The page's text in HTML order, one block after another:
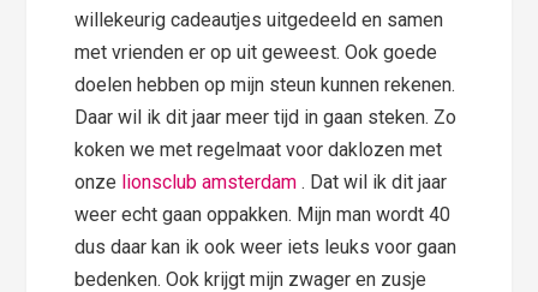
willekeurig cadeautjes uitgedeeld en samen
met vrienden er op uit geweest. Ook goede
doelen hebben op mijn steun kunnen rekenen.
Daar wil ik dit jaar meer tijd in gaan steken. Zo
koken we met regelmaat voor daklozen met
onze lionsclub amsterdam . Dat wil ik dit jaar
weer echt gaan oppakken. Mijn man wordt 40
dus daar kan ik ook weer iets leuks voor gaan
bedenken. Ook krijgt mijn zwager en zusje